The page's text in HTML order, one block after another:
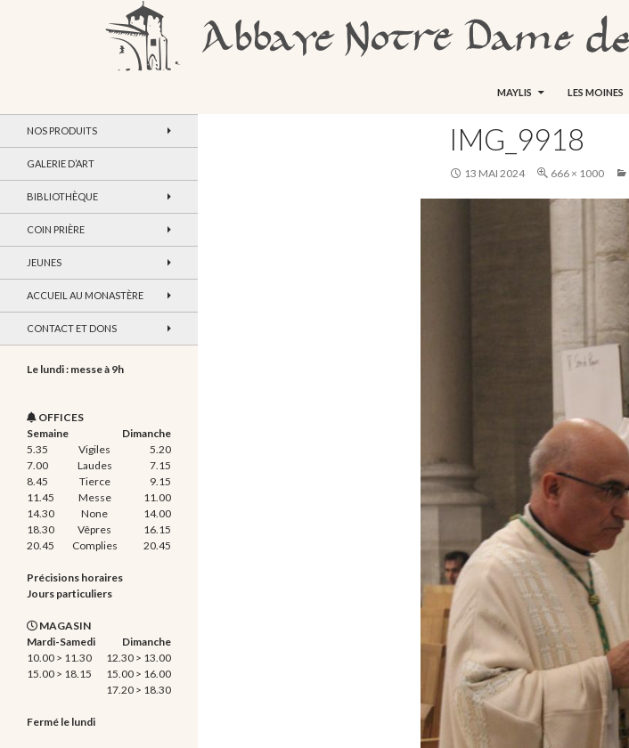
MAYLIS
LES MOINES
IMG_9918
13 MAI 2024 666 × 1000
NOS PRODUITS
GALERIE D’ART
BIBLIOTHÈQUE
COIN PRIÈRE
JEUNES
ACCUEIL AU MONASTÈRE
CONTACT ET DONS
Le lundi : messe à 9h
OFFICES
Semaine
Dimanche
5.35
Vigiles
5.20
7.00
Laudes
7.15
8.45
Tierce
9.15
11.45
Messe
11.00
14.30
None
14.00
18.30
Vêpres
16.15
20.45
Complies 20.45
Précisions horaires
Jours particuliers
MAGASIN
Mardi-Samedi
Dimanche
10.00 > 11.30
12.30 > 13.00
15.00 > 18.15
15.00 > 16.00
17.20 > 18.30
Fermé le lundi